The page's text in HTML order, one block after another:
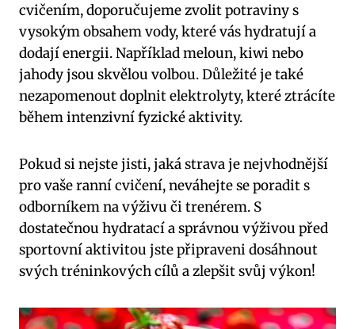
cvičením, doporučujeme zvolit potraviny s
vysokým obsahem vody, které vás hydratují a
dodají energii. Například meloun, kiwi nebo
jahody jsou skvělou volbou. Důležité je také
nezapomenout doplnit elektrolyty, které ztrácíte
během intenzivní fyzické aktivity.
Pokud si nejste jisti, jaká strava je nejvhodnější
pro vaše ranní cvičení, neváhejte se poradit s
odborníkem na výživu či trenérem. S
dostatečnou hydratací a správnou výživou před
sportovní aktivitou jste připraveni dosáhnout
svých tréninkových cílů a zlepšit svůj výkon!